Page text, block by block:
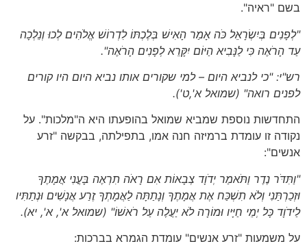
בשם "ראיה".
"לְפָנִים בְּיִשְׂרָאֵל כֹּה אָמַר הָאִישׁ בְּלֶכְתּוֹ לִדְרוֹשׁ אֱלֹהִים לְכוּ וְנֵלְכָה
עַד הָרֹאֶה כִּי לַנָּבִיא הַיּוֹם יִקָּרֵא לְפָנִים הָרֹאֶה".
רש"י: "כי לנביא היום – למי שקורים אותו נביא היום היו קורים
לפנים רואה" (שמואל א',ט').
התחדשות נוספת שמביא שמואל בהופעתו היא ה"מלכות". על
נקודה זו עומדת ברמיזה חנה אמו, בתפילתה, בבקשה "זרע
אנשים":
"וַתִּדֹּר נֶדֶר וַתֹּאמַר יְדֹוָד צְבָאוֹת אִם רָאֹה תִרְאֶה בָּעֳנִי אֲמָתֶךָ
וּזְכַרְתַּנִי וְלֹא תִשְׁכַּח אֶת אֲמָתֶךָ וְנָתַתָּה לַאֲמָתְךָ זֶרַע אֲנָשִׁים וּנְתַתִּיו
לַידֹוָד כָּל יְמֵי חַיָּיו וּמוֹרָה לֹא יַעֲלֶה עַל רֹאשׁוֹ" (שמואל א', א', יא).
על משמעות "זרע אנשים" עומדת הגמרא בברכות: